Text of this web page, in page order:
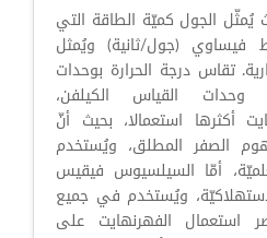
يُمثّل الجول كميّة الطاقة التي
فيساوي (جول/ثانية) ويُمثل
تقاس درجة الحرارة بوحدات
القياس الكيلفن،
أكثرها استعمالا، بحيث أنّ
الصفر المطلق، ويُستخدم
أمّا السيلسيوس فيقيس
ويُستخدم في جميع
استعمال الفهرنهايت على